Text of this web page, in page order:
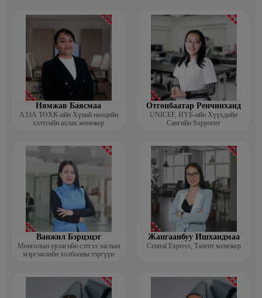
Нямжав Баясмаа
АЗЗА ТӨХК-ийн Хүний нөөцийн
хэлтсийн ахлах менежер
Отгонбаатар Ренчинханд
UNIСЕF, НҮБ-ийн Хүүхдийн
Сангийн Supporter
Ванжил Бэрцэцэг
Монголын урлагийн сэтгэл заслын
мэргэжлийн холбооны тэргүүн
Жангаанбуу Ишхандмаа
Central Express, Талент менежер